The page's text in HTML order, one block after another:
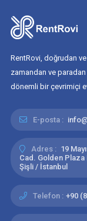
RentRovi, doğrudan
zamandan ve
dönemli bir çevrimiçi
E-posta :
Adres : 19
Cad. Golden Plaza
Şişli / İstanbul
Telefon : +90